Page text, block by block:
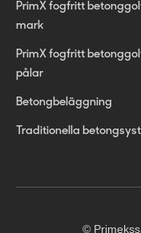
PrimX fogfritt
mark
PrimX fogfritt
pålar
Betongbeläggning
Traditionella
©